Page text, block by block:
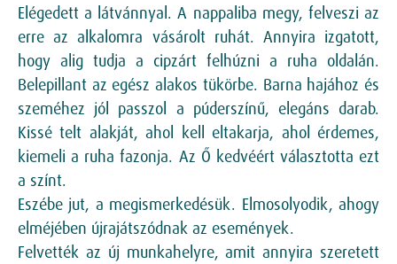
Elégedett a látvánnyal. A nappaliba megy, felveszi az
erre az alkalomra vásárolt ruhát. Annyira izgatott,
hogy alig tudja a cipzárt felhúzni a ruha oldalán.
Belepillant az egész alakos tükörbe. Barna hajához és
szeméhez jól passzol a púderszínű, elegáns darab.
Kissé telt alakját, ahol kell eltakarja, ahol érdemes,
kiemeli a ruha fazonja. Az Ő kedvéért választotta ezt
a színt.
Eszébe jut, a megismerkedésük. Elmosolyodik, ahogy
elméjében újrajátszódnak az események.
Felvették az új munkahelyre, amit annyira szeretett